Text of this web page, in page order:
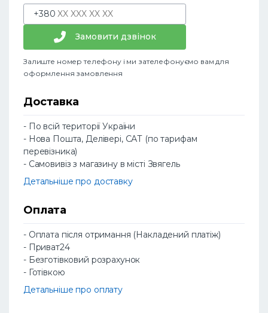
+380
Замовити дзвінок
Залиште номер телефону і ми зателефонуємо вам для
оформлення замовлення
Доставка
- По всій території України
- Нова Пошта, Делівері, САТ (по тарифам
перевізника)
- Самовивіз з магазину в місті Звягель
Детальніше про доставку
Оплата
- Оплата після отримання (Накладений платіж)
- Приват24
- Безготівковий розрахунок
- Готівкою
Детальніше про оплату